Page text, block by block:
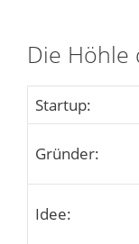
Die Höhle
Startup:
Gründer:
Idee: